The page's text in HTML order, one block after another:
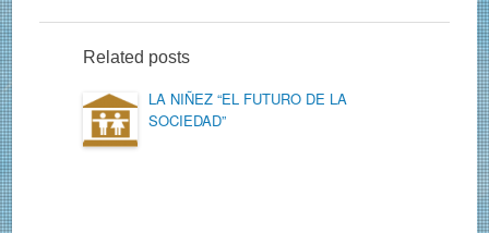
Related posts
LA NIÑEZ “EL FUTURO DE LA
SOCIEDAD”